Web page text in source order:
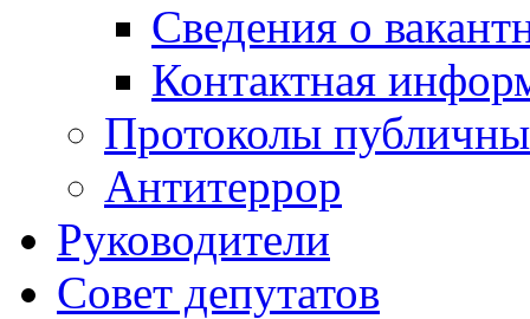
Сведения о
Контактная
Протоколы
Антитеррор
Руководители
Совет депутатов